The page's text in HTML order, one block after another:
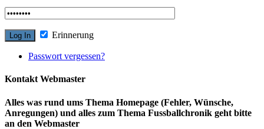
Erinnerung
Passwort vergessen?
Kontakt Webmaster
Alles was rund ums Thema Homepage (Fehler, Wünsche,
Anregungen) und alles zum Thema Fussballchronik geht bitte
an den Webmaster